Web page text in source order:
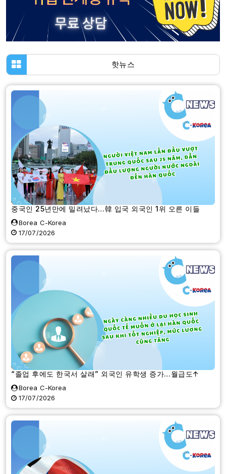
핫뉴스
중국인 25년만에 밀려났다…韓 입국 외국인 1위 오른 이들
Borea C-Korea
17/07/2026
“졸업 후에도 한국서 살래” 외국인 유학생 증가…월급도↑
Borea C-Korea
17/07/2026